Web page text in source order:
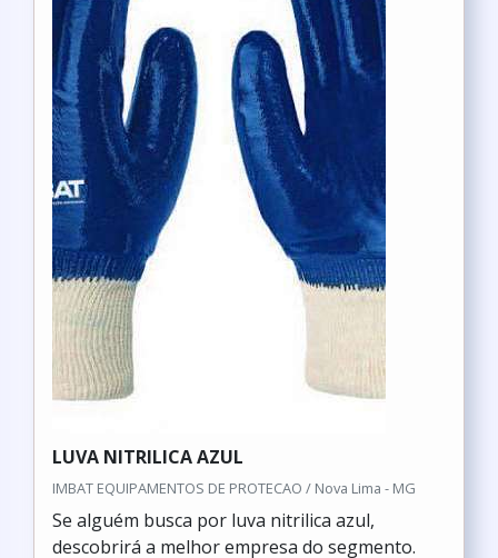
LUVA NITRILICA AZUL
IMBAT EQUIPAMENTOS DE PROTECAO / Nova Lima - MG
Se alguém busca por luva nitrilica azul,
descobrirá a melhor empresa do segmento.